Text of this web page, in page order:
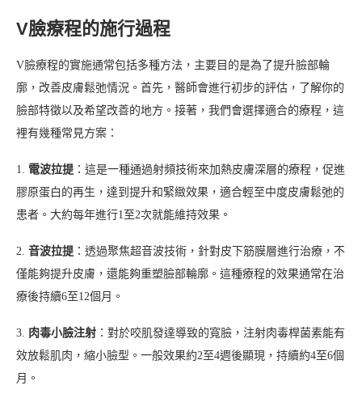
V臉療程的施行過程
V臉療程的實施通常包括多種方法，主要目的是為了提升臉部輪
廓，改善皮膚鬆弛情況。首先，醫師會進行初步的評估，了解你的
臉部特徵以及希望改善的地方。接著，我們會選擇適合的療程，這
裡有幾種常見方案：
1. 電波拉提 ：這是一種通過射頻技術來加熱皮膚深層的療程，促進
膠原蛋白的再生，達到提升和緊緻效果，適合輕至中度皮膚鬆弛的
患者。大約每年進行1至2次就能維持效果。
2. 音波拉提 ：透過聚焦超音波技術，針對皮下筋膜層進行治療，不
僅能夠提升皮膚，還能夠重塑臉部輪廓。這種療程的效果通常在治
療後持續6至12個月。
3. 肉毒小臉注射 ：對於咬肌發達導致的寬臉，注射肉毒桿菌素能有
效放鬆肌肉，縮小臉型。一般效果約2至4週後顯現，持續約4至6個
月。